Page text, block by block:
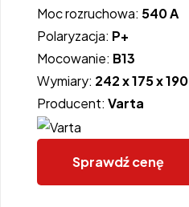
Moc rozruchowa: 540 A
Polaryzacja: P+
Mocowanie: B13
Wymiary: 242 x 175 x 190
Producent: Varta
Sprawdź cenę